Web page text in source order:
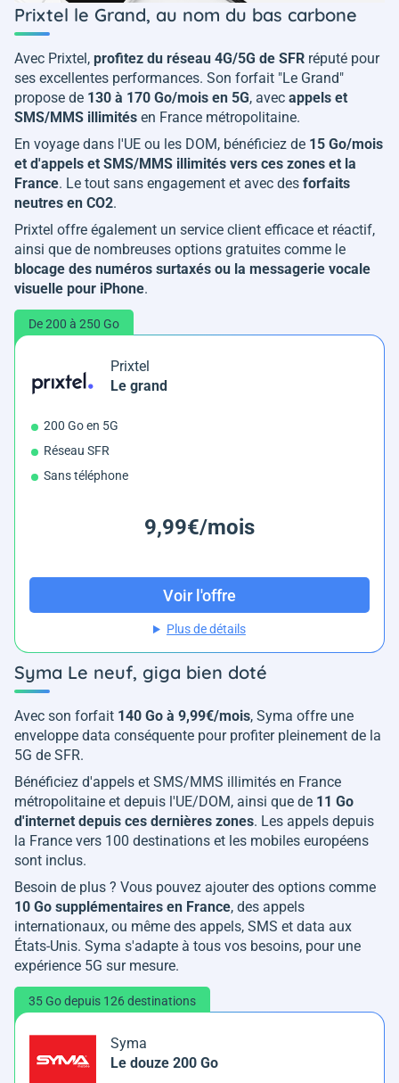
Prixtel le Grand, au nom du bas carbone
Avec Prixtel, profitez du réseau 4G/5G de SFR réputé pour
ses excellentes performances. Son forfait "Le Grand"
propose de 130 à 170 Go/mois en 5G, avec appels et
SMS/MMS illimités en France métropolitaine.
En voyage dans l'UE ou les DOM, bénéficiez de 15 Go/mois
et d'appels et SMS/MMS illimités vers ces zones et la
France. Le tout sans engagement et avec des forfaits
neutres en CO2.
Prixtel offre également un service client efficace et réactif,
ainsi que de nombreuses options gratuites comme le
blocage des numéros surtaxés ou la messagerie vocale
visuelle pour iPhone.
De 200 à 250 Go
Prixtel
Le grand
200 Go en 5G
Réseau SFR
Sans téléphone
9,99€/mois
Voir l'offre
Plus de détails
Syma Le neuf, giga bien doté
Avec son forfait 140 Go à 9,99€/mois, Syma offre une
enveloppe data conséquente pour profiter pleinement de la
5G de SFR.
Bénéficiez d'appels et SMS/MMS illimités en France
métropolitaine et depuis l'UE/DOM, ainsi que de 11 Go
d'internet depuis ces dernières zones. Les appels depuis
la France vers 100 destinations et les mobiles européens
sont inclus.
Besoin de plus ? Vous pouvez ajouter des options comme
10 Go supplémentaires en France, des appels
internationaux, ou même des appels, SMS et data aux
États-Unis. Syma s'adapte à tous vos besoins, pour une
expérience 5G sur mesure.
35 Go depuis 126 destinations
Syma
Le douze 200 Go